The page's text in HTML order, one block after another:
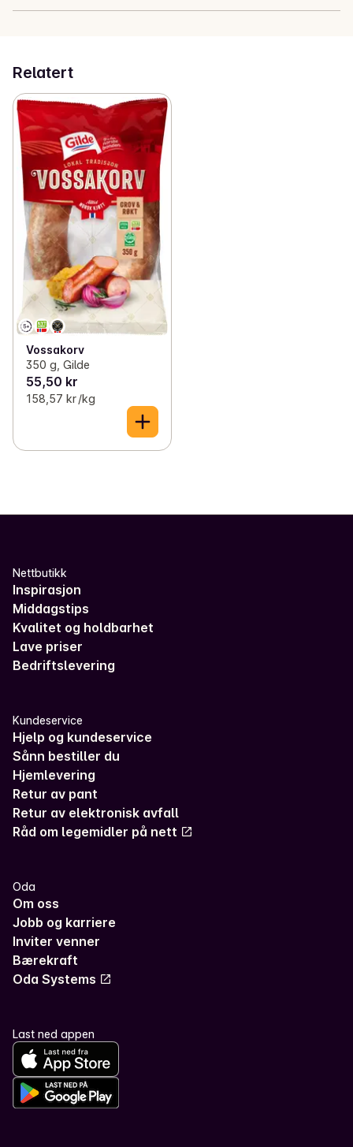
Relatert
Vossakorv
350 g, Gilde
55,50 kr
158,57 kr /kg
Nettbutikk
Inspirasjon
Middagstips
Kvalitet og holdbarhet
Lave priser
Bedriftslevering
Kundeservice
Hjelp og kundeservice
Sånn bestiller du
Hjemlevering
Retur av pant
Retur av elektronisk avfall
Råd om legemidler på nett
Oda
Om oss
Jobb og karriere
Inviter venner
Bærekraft
Oda Systems
Last ned appen